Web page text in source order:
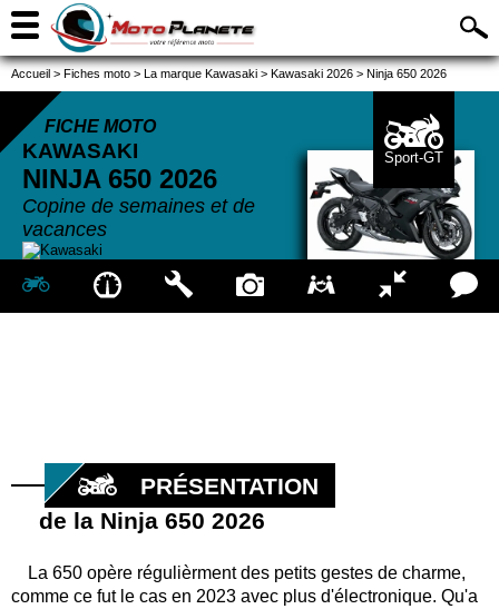
Accueil > Fiches moto > La marque Kawasaki > Kawasaki 2026 > Ninja 650 2026
FICHE MOTO
KAWASAKI
NINJA 650 2026
Copine de semaines et de
vacances
Sport-GT
PRÉSENTATION
de la Ninja 650 2026
La 650 opère régulièrment des petits gestes de charme,
comme ce fut le cas en 2023 avec plus d'électronique. Qu'a